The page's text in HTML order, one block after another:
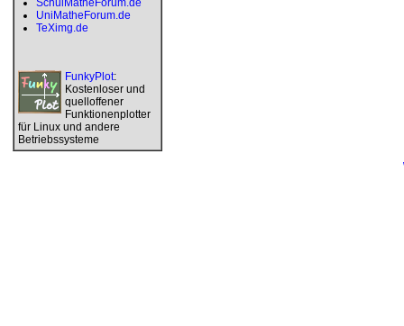
SchulMatheForum.de
UniMatheForum.de
TeXimg.de
FunkyPlot:
Kostenloser und
quelloffener
Funktionenplotter
für Linux und andere
Betriebssysteme